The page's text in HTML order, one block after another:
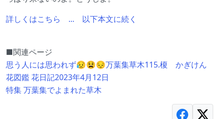
詳しくはこちら ... 以下本文に続く
■関連ページ
思う人には思われず😥😫😔万葉集草木115.榎 かぎけん
花図鑑 花日記2023年4月12日
特集 万葉集でよまれた草木